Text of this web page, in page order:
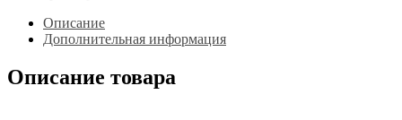
Описание
Дополнительная информация
Описание товара